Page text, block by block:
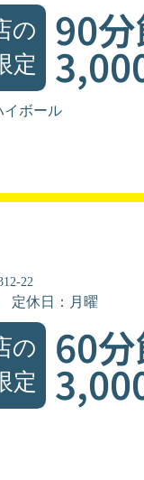
の
定
90
イボール
22
定休日：月曜
の
定
60